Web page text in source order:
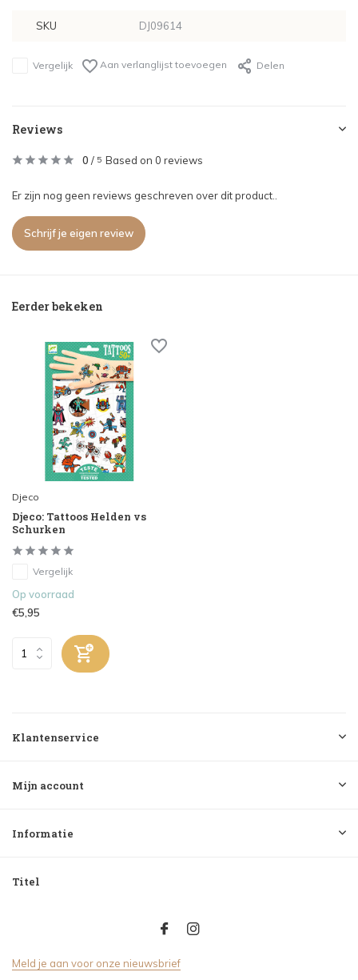
SKU DJ09614
Vergelijk Aan verlanglijst toevoegen Delen
Reviews
0 / 5 Based on 0 reviews
Er zijn nog geen reviews geschreven over dit product..
Schrijf je eigen review
Eerder bekeken
Djeco
Djeco: Tattoos Helden vs
Schurken
Vergelijk
Op voorraad
€5,95
Klantenservice
Mijn account
Informatie
Titel
Meld je aan voor onze nieuwsbrief